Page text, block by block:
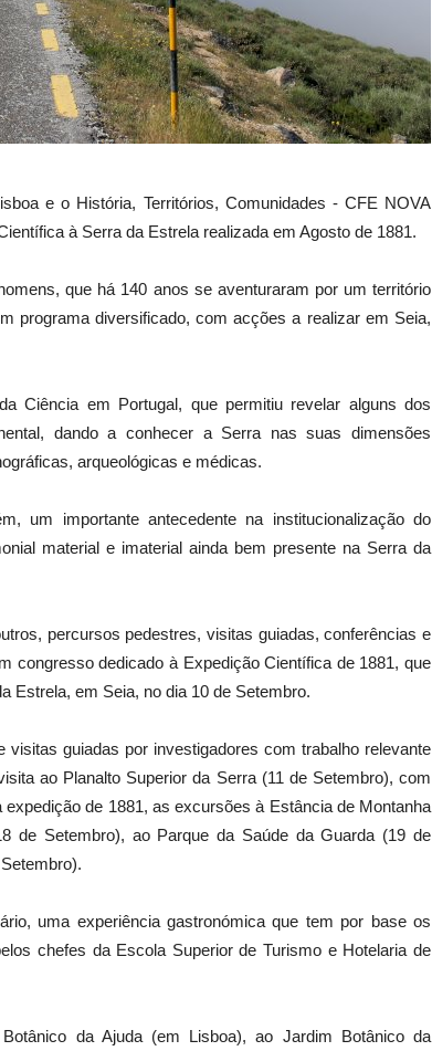
e o História, Territórios, Comunidades - CFE NOVA
à Serra da Estrela realizada em Agosto de 1881.
que há 140 anos se aventuraram por um território
programa diversificado, com acções a realizar em Seia,
Ciência em Portugal, que permitiu revelar alguns dos
dando a conhecer a Serra nas suas dimensões
arqueológicas e médicas.
um importante antecedente na institucionalização do
material e imaterial ainda bem presente na Serra da
percursos pedestres, visitas guiadas, conferências e
congresso dedicado à Expedição Científica de 1881, que
Estrela, em Seia, no dia 10 de Setembro.
guiadas por investigadores com trabalho relevante
ao Planalto Superior da Serra (11 de Setembro), com
de 1881, as excursões à Estância de Montanha
de Setembro), ao Parque da Saúde da Guarda (19 de
uma experiência gastronómica que tem por base os
chefes da Escola Superior de Turismo e Hotelaria de
da Ajuda (em Lisboa), ao Jardim Botânico da